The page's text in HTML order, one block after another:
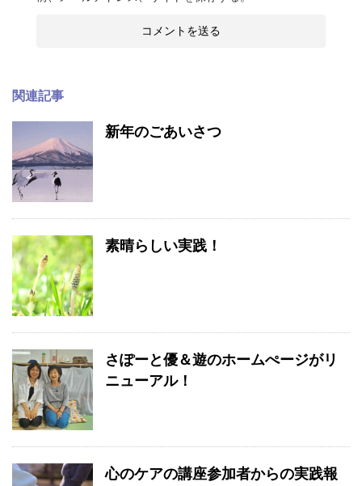
関連記事
新年のごあいさつ
素晴らしい実践！
さぽーと優＆遊のホームぺージがリ
ニューアル！
心のケアの講座参加者からの実践報